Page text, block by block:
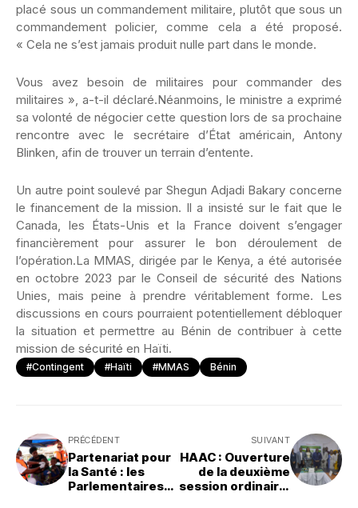
placé sous un commandement militaire, plutôt que sous un
commandement policier, comme cela a été proposé.
« Cela ne s’est jamais produit nulle part dans le monde.
Vous avez besoin de militaires pour commander des
militaires », a-t-il déclaré.Néanmoins, le ministre a exprimé
sa volonté de négocier cette question lors de sa prochaine
rencontre avec le secrétaire d’État américain, Antony
Blinken, afin de trouver un terrain d’entente.
Un autre point soulevé par Shegun Adjadi Bakary concerne
le financement de la mission. Il a insisté sur le fait que le
Canada, les États-Unis et la France doivent s’engager
financièrement pour assurer le bon déroulement de
l’opération.La MMAS, dirigée par le Kenya, a été autorisée
en octobre 2023 par le Conseil de sécurité des Nations
Unies, mais peine à prendre véritablement forme. Les
discussions en cours pourraient potentiellement débloquer
la situation et permettre au Bénin de contribuer à cette
mission de sécurité en Haïti.
#Contingent #Haïti #MMAS Bénin
PRÉCÉDENT
Partenariat pour
la Santé : les
Parlementaires
SUIVANT
HAAC : Ouverture
de la deuxième
session ordinaire,